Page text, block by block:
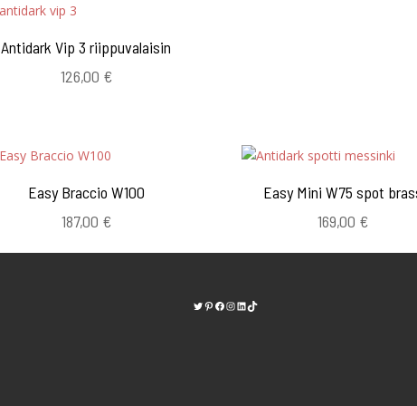
Antidark Vip 3 riippuvalaisin
126,00 €
Easy Braccio W100
187,00 €
Easy Mini W75 spot
169,00 €
Twitter
Pinterest
https://www.facebook.com/kodinvalaisin/
Instagram
LinkedIn
TikTok